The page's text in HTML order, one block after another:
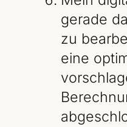
gerade
zu
eine